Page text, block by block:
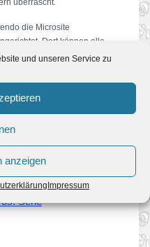
und unseren Service zu
anzeigen
Impressum
überrascht.
die Microsite
Dort können alle
teilnehmen und Videos
für ihren Helden
Serie